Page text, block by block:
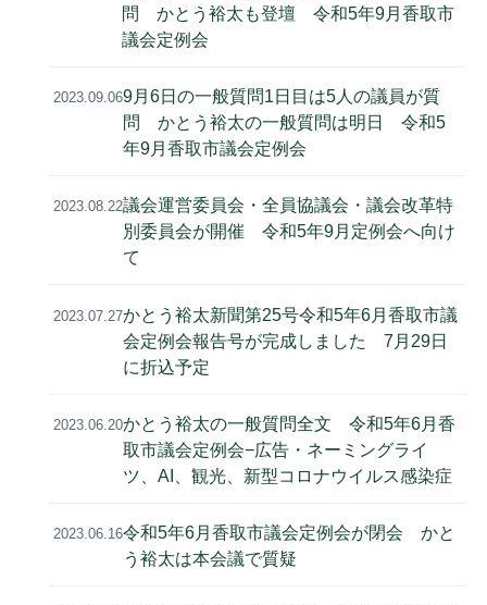
問 かとう裕太も登壇 令和5年9月香取市
議会定例会
2023.09.069月6日の一般質問1日目は5人の議員が質
問 かとう裕太の一般質問は明日 令和5
年9月香取市議会定例会
2023.08.22議会運営委員会・全員協議会・議会改革特
別委員会が開催 令和5年9月定例会へ向け
て
2023.07.27かとう裕太新聞第25号令和5年6月香取市議
会定例会報告号が完成しました 7月29日
に折込予定
2023.06.20かとう裕太の一般質問全文 令和5年6月香
取市議会定例会−広告・ネーミングライ
ツ、AI、観光、新型コロナウイルス感染症
2023.06.16令和5年6月香取市議会定例会が閉会 かと
う裕太は本会議で質疑